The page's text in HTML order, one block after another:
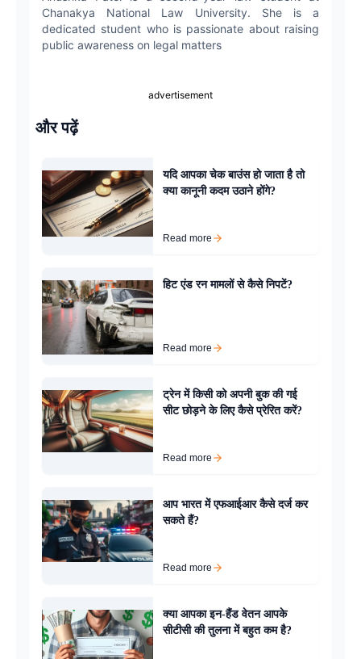
Chanakya National Law University. She is a
dedicated student who is passionate about raising
public awareness on legal matters
advertisement
और पढ़ें
यदि आपका चेक बाउंस हो जाता है तो
क्या कानूनी कदम उठाने होंगे?
Read more
हिट एंड रन मामलों से कैसे निपटें?
Read more
ट्रेन में किसी को अपनी बुक की गई
सीट छोड़ने के लिए कैसे प्रेरित करें?
Read more
आप भारत में एफआईआर कैसे दर्ज कर
सकते हैं?
Read more
क्या आपका इन-हैंड वेतन आपके
सीटीसी की तुलना में बहुत कम है?